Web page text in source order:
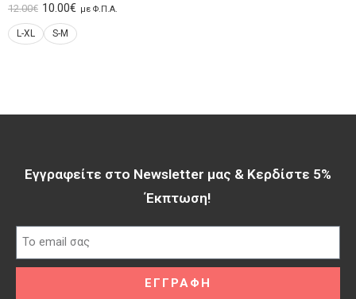
12.00€ 10.00€ με Φ.Π.Α.
L-XL S-M
Εγγραφείτε στο Newsletter μας & Κερδίστε 5%
Έκπτωση!​
ΕΓΓΡΑΦΗ